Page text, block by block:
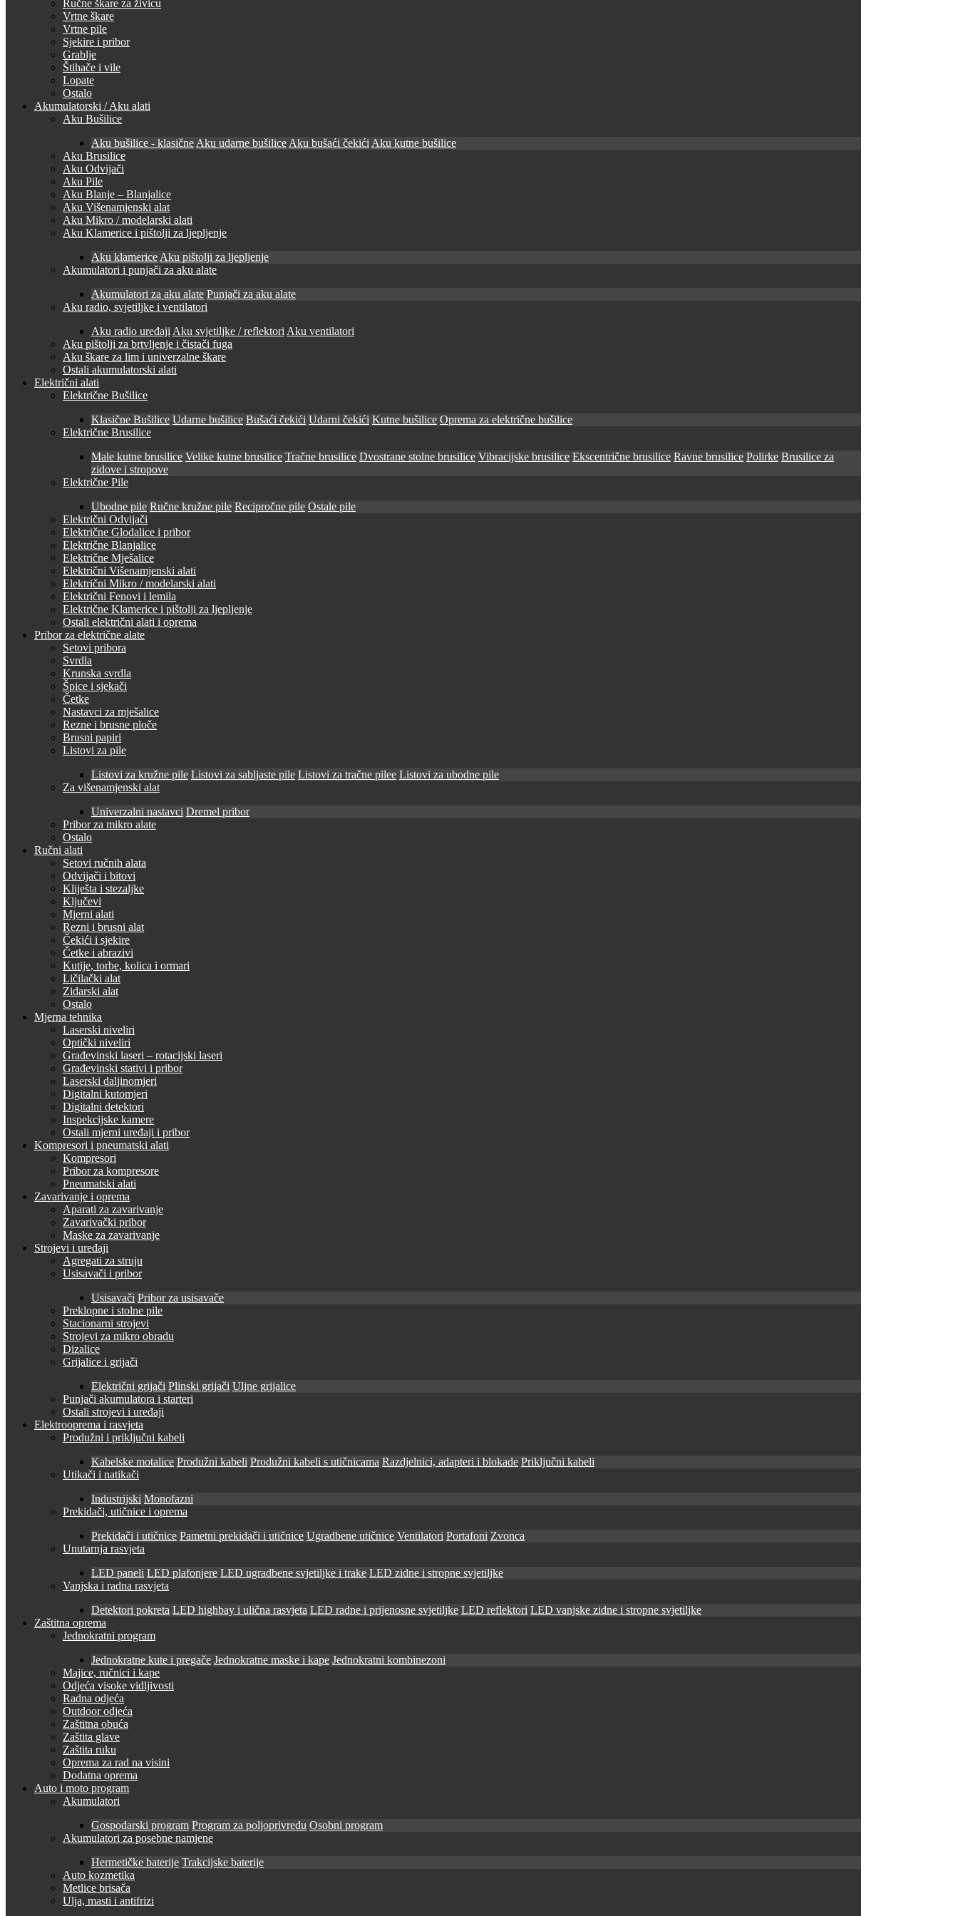
Ručne škare za živicu
Vrtne škare
Vrtne pile
Sjekire i pribor
Grablje
Štihače i vile
Lopate
Ostalo
Akumulatorski / Aku alati
Aku Bušilice
Aku bušilice - klasične Aku udarne bušilice Aku bušaći čekići Aku kutne bušilice
Aku Brusilice
Aku Odvijači
Aku Pile
Aku Blanje – Blanjalice
Aku Višenamjenski alat
Aku Mikro / modelarski alati
Aku Klamerice i pištolji za ljepljenje
Aku klamerice Aku pištolji za ljepljenje
Akumulatori i punjači za aku alate
Akumulatori za aku alate Punjači za aku alate
Aku radio, svjetiljke i ventilatori
Aku radio uređaji Aku svjetiljke / reflektori Aku ventilatori
Aku pištolji za brtvljenje i čistači fuga
Aku škare za lim i univerzalne škare
Ostali akumulatorski alati
Električni alati
Električne Bušilice
Klasične Bušilice Udarne bušilice Bušaći čekići Udarni čekići Kutne bušilice Oprema za električne bušilice
Električne Brusilice
Male kutne brusilice Velike kutne brusilice Tračne brusilice Dvostrane stolne brusilice Vibracijske brusilice Ekscentrične brusilice Ravne brusilice Polirke Brusilice za
zidove i stropove
Električne Pile
Ubodne pile Ručne kružne pile Recipročne pile Ostale pile
Električni Odvijači
Električne Glodalice i pribor
Električne Blanjalice
Električne Mješalice
Električni Višenamjenski alati
Električni Mikro / modelarski alati
Električni Fenovi i lemila
Električne Klamerice i pištolji za ljepljenje
Ostali električni alati i oprema
Pribor za električne alate
Setovi pribora
Svrdla
Krunska svrdla
Špice i sjekači
Četke
Nastavci za mješalice
Rezne i brusne ploče
Brusni papiri
Listovi za pile
Listovi za kružne pile Listovi za sabljaste pile Listovi za tračne pilee Listovi za ubodne pile
Za višenamjenski alat
Univerzalni nastavci Dremel pribor
Pribor za mikro alate
Ostalo
Ručni alati
Setovi ručnih alata
Odvijači i bitovi
Kliješta i stezaljke
Ključevi
Mjerni alati
Rezni i brusni alat
Čekići i sjekire
Četke i abrazivi
Kutije, torbe, kolica i ormari
Ličilački alat
Zidarski alat
Ostalo
Mjerna tehnika
Laserski niveliri
Optički niveliri
Građevinski laseri – rotacijski laseri
Građevinski stativi i pribor
Laserski daljinomjeri
Digitalni kutomjeri
Digitalni detektori
Inspekcijske kamere
Ostali mjerni uređaji i pribor
Kompresori i pneumatski alati
Kompresori
Pribor za kompresore
Pneumatski alati
Zavarivanje i oprema
Aparati za zavarivanje
Zavarivački pribor
Maske za zavarivanje
Strojevi i uređaji
Agregati za struju
Usisavači i pribor
Usisavači Pribor za usisavače
Preklopne i stolne pile
Stacionarni strojevi
Strojevi za mikro obradu
Dizalice
Grijalice i grijači
Električni grijači Plinski grijači Uljne grijalice
Punjači akumulatora i starteri
Ostali strojevi i uređaji
Elektrooprema i rasvjeta
Produžni i priključni kabeli
Kabelske motalice Produžni kabeli Produžni kabeli s utičnicama Razdjelnici, adapteri i blokade Priključni kabeli
Utikači i natikači
Industrijski Monofazni
Prekidači, utičnice i oprema
Prekidači i utičnice Pametni prekidači i utičnice Ugradbene utičnice Ventilatori Portafoni Zvonca
Unutarnja rasvjeta
LED paneli LED plafonjere LED ugradbene svjetiljke i trake LED zidne i stropne svjetiljke
Vanjska i radna rasvjeta
Detektori pokreta LED highbay i ulična rasvjeta LED radne i prijenosne svjetiljke LED reflektori LED vanjske zidne i stropne svjetiljke
Zaštitna oprema
Jednokratni program
Jednokratne kute i pregače Jednokratne maske i kape Jednokratni kombinezoni
Majice, ručnici i kape
Odjeća visoke vidljivosti
Radna odjeća
Outdoor odjeća
Zaštitna obuća
Zaštita glave
Zaštita ruku
Oprema za rad na visini
Dodatna oprema
Auto i moto program
Akumulatori
Gospodarski program Program za poljoprivredu Osobni program
Akumulatori za posebne namjene
Hermetičke baterije Trakcijske baterije
Auto kozmetika
Metlice brisača
Ulja, masti i antifrizi